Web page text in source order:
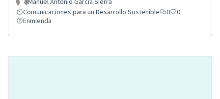
Comunicaciones para un Desarrollo Sostenible
0
0
Enmienda